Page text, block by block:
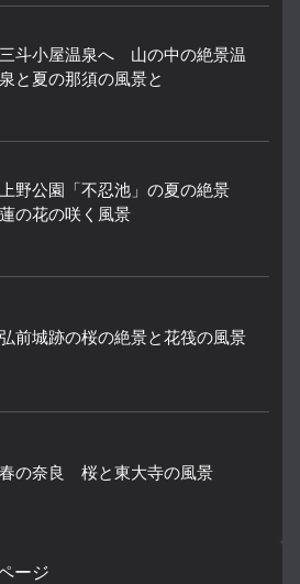
三斗小屋温泉へ 山の中の絶景温
泉と夏の那須の風景と
上野公園「不忍池」の夏の絶景
蓮の花の咲く風景
弘前城跡の桜の絶景と花筏の風景
春の奈良 桜と東大寺の風景
ージ